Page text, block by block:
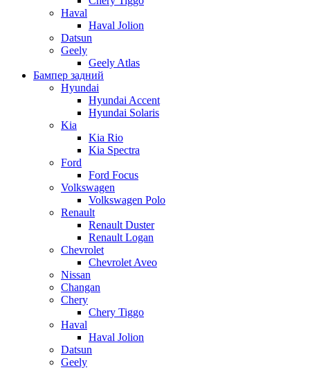
Haval
Haval Jolion
Datsun
Geely
Geely Atlas
Бампер задний
Hyundai
Hyundai Accent
Hyundai Solaris
Kia
Kia Rio
Kia Spectra
Ford
Ford Focus
Volkswagen
Volkswagen Polo
Renault
Renault Duster
Renault Logan
Chevrolet
Chevrolet Aveo
Nissan
Changan
Chery
Chery Tiggo
Haval
Haval Jolion
Datsun
Geely